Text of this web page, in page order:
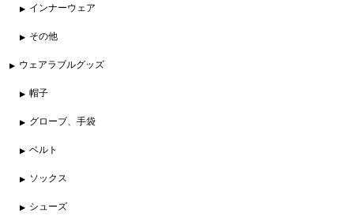
インナーウェア
その他
ウェアラブルグッズ
帽子
グローブ、手袋
ベルト
ソックス
シューズ